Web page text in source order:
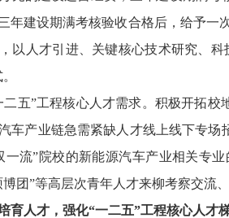
年建设期满考核验收合格后，给予一
以人才引进、关键核心技术研究、
二五”工程核心人才需求。积极开拓
车产业链急需紧缺人才线上线下专
一流”院校的新能源汽车产业相关专
团”等高层次青年人才来柳考察交流
育人才，强化“一二五”工程核心人才